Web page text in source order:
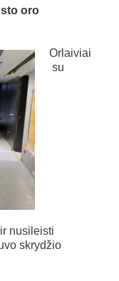
oro
Orlaiviai
su
nusileisti
skrydžio